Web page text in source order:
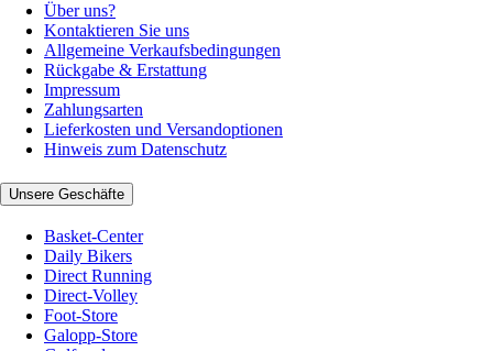
Über uns?
Kontaktieren Sie uns
Allgemeine Verkaufsbedingungen
Rückgabe & Erstattung
Impressum
Zahlungsarten
Lieferkosten und Versandoptionen
Hinweis zum Datenschutz
Unsere Geschäfte
Basket-Center
Daily Bikers
Direct Running
Direct-Volley
Foot-Store
Galopp-Store